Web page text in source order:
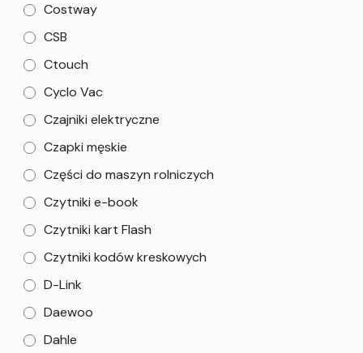
Costway
CSB
Ctouch
Cyclo Vac
Czajniki elektryczne
Czapki męskie
Części do maszyn rolniczych
Czytniki e-book
Czytniki kart Flash
Czytniki kodów kreskowych
D-Link
Daewoo
Dahle